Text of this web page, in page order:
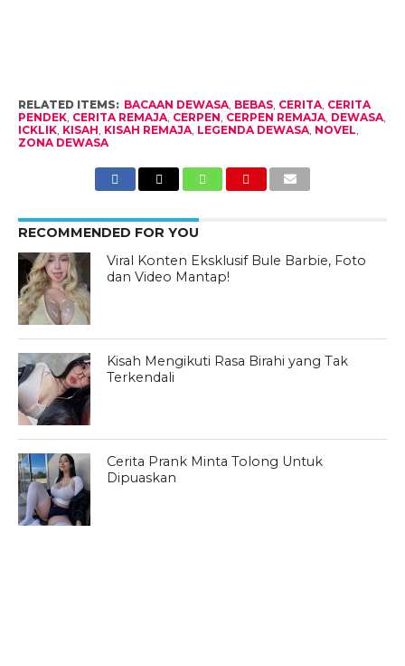
RELATED ITEMS: BACAAN DEWASA, BEBAS, CERITA, CERITA
PENDEK, CERITA REMAJA, CERPEN, CERPEN REMAJA, DEWASA,
ICKLIK, KISAH, KISAH REMAJA, LEGENDA DEWASA, NOVEL,
ZONA DEWASA
RECOMMENDED FOR YOU
Viral Konten Eksklusif Bule Barbie, Foto
dan Video Mantap!
Kisah Mengikuti Rasa Birahi yang Tak
Terkendali
Cerita Prank Minta Tolong Untuk
Dipuaskan